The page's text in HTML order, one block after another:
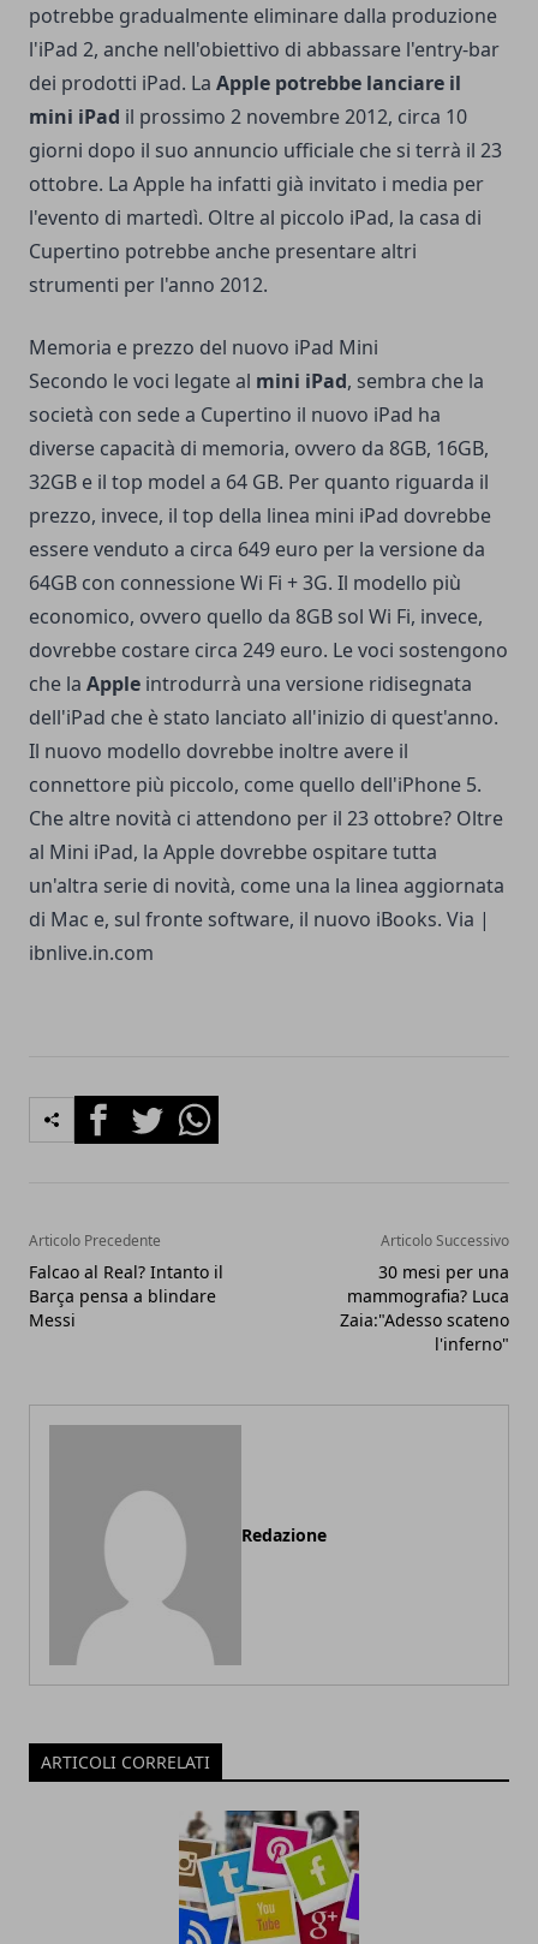
potrebbe gradualmente eliminare dalla produzione
l'iPad 2, anche nell'obiettivo di abbassare l'entry-bar
dei prodotti iPad. La Apple potrebbe lanciare il
mini iPad il prossimo 2 novembre 2012, circa 10
giorni dopo il suo annuncio ufficiale che si terrà il 23
ottobre. La Apple ha infatti già invitato i media per
l'evento di martedì. Oltre al piccolo iPad, la casa di
Cupertino potrebbe anche presentare altri
strumenti per l'anno 2012.
Memoria e prezzo del nuovo iPad Mini
Secondo le voci legate al mini iPad, sembra che la
società con sede a Cupertino il nuovo iPad ha
diverse capacità di memoria, ovvero da 8GB, 16GB,
32GB e il top model a 64 GB. Per quanto riguarda il
prezzo, invece, il top della linea mini iPad dovrebbe
essere venduto a circa 649 euro per la versione da
64GB con connessione Wi Fi + 3G. Il modello più
economico, ovvero quello da 8GB sol Wi Fi, invece,
dovrebbe costare circa 249 euro. Le voci sostengono
che la Apple introdurrà una versione ridisegnata
dell'iPad che è stato lanciato all'inizio di quest'anno.
Il nuovo modello dovrebbe inoltre avere il
connettore più piccolo, come quello dell'iPhone 5.
Che altre novità ci attendono per il 23 ottobre? Oltre
al Mini iPad, la Apple dovrebbe ospitare tutta
un'altra serie di novità, come una la linea aggiornata
di Mac e, sul fronte software, il nuovo iBooks. Via |
ibnlive.in.com
FacebookTwitterWhatsapp
Articolo Precedente
Falcao al Real? Intanto il
Barça pensa a blindare
Messi
Articolo Successivo
30 mesi per una
mammografia? Luca
Zaia:"Adesso scateno
l'inferno"
Redazione
ARTICOLI CORRELATI